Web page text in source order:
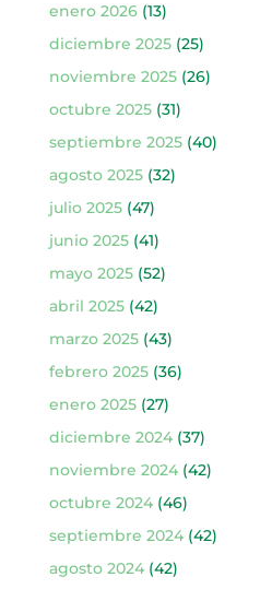
enero 2026(13)
diciembre 2025(25)
noviembre 2025(26)
octubre 2025(31)
septiembre 2025(40)
agosto 2025(32)
julio 2025(47)
junio 2025(41)
mayo 2025(52)
abril 2025(42)
marzo 2025(43)
febrero 2025(36)
enero 2025(27)
diciembre 2024(37)
noviembre 2024(42)
octubre 2024(46)
septiembre 2024(42)
agosto 2024(42)